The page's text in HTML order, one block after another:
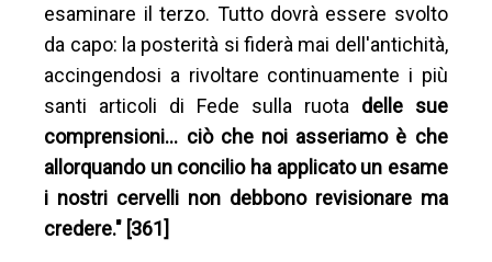
esaminare il terzo. Tutto dovrà essere svolto
da capo: la posterità si fiderà mai dell'antichità,
accingendosi a rivoltare continuamente i più
santi articoli di Fede sulla ruota delle sue
comprensioni… ciò che noi asseriamo è che
allorquando un concilio ha applicato un esame
i nostri cervelli non debbono revisionare ma
credere." [361]